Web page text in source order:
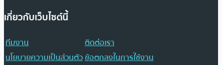
เกี่ยวกับเว็บไซต์นี้
ทีมงาน
ติดต่อเรา
นโยบายความเป็นส่วนตัวข้อตกลงในการใช้งาน